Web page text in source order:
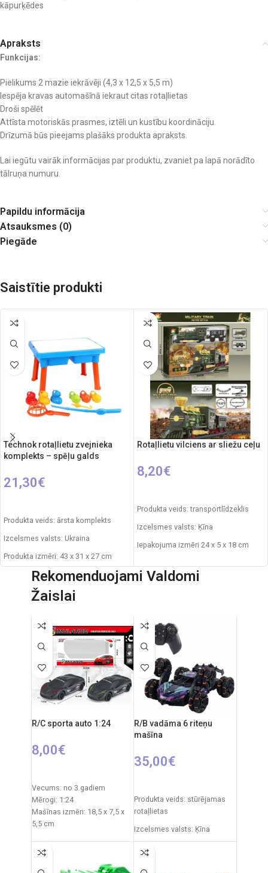
kāpurķēdes
Apraksts
Funkcijas:
Pielikums 2 mazie iekrāvēji (4,3 x 12,5 x 5,5 m)
Iespēja kravas automašīnā iekraut citas rotaļlietas
Droši spēlēt
Attīsta motoriskās prasmes, iztēli un kustību koordināciju.
Drīzumā būs pieejams plašāks produkta apraksts.
Lai iegūtu vairāk informācijas par produktu, zvaniet pa lapā norādīto
tālruņa numuru.
Papildu informācija
Atsauksmes (0)
Piegāde
Saistītie produkti
Technok rotaļlietu zvejnieka
komplekts – spēļu galds
21,30€
Produkta veids: ārsta komplekts
Izcelsmes valsts: Ukraina
Produkta izmēri: 43 x 31 x 27 cm
Svars: 2,1 kg
Produkta materiāls: plastmasa
Rotaļlietu vilciens ar sliežu ceļu
8,20€
Produkta veids: transportlīdzeklis
Izcelsmes valsts: Ķīna
Iepakojuma izmēri 24 x 5 x 18 cm
Produkta materiāls: plastmasa
Nepieciešamie elementi: 1xAA
Rekomenduojami Valdomi
Žaislai
R/C sporta auto 1:24
8,00€
Vecums: no 3 gadiem
Mērogi: 1:24
Mašīnas izmēri: 18,5 x 7,5 x
5,5 cm
11,5 x 9,3 cm
Barošanas avots: 3 x AA
R/B vadāma 6 riteņu
mašīna
35,00€
Produkta veids: stūrējamas
rotaļlietas
Izcelsmes valsts: Ķīna
20 cm